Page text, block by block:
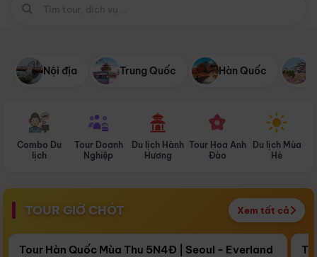
Nội địa Trung Quốc Hàn Quốc
Combo Du
lịch
Tour Doanh
Nghiệp
Du lịch Hành
Hương
Tour Hoa Anh
Đào
Du lịch Mùa
Hè
TOUR GIỜ CHÓT Xem tất cả
Còn16 ngày 15:38:09
Điểm nổi bật
Tour Hàn Quốc Mùa Thu 5N4Đ | Seoul - Everland